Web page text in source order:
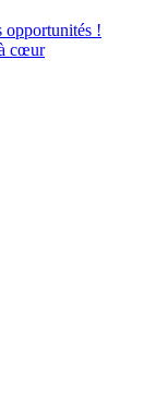
opportunités !
cœur